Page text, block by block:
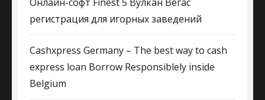
регистрация для игорных заведений
Cashxpress Germany – The best way to cash
express loan Borrow Responsiblely inside
Belgium